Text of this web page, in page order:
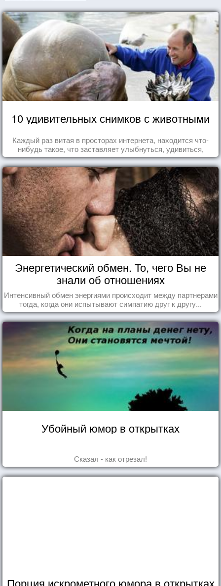
10 удивительных снимков с животными
Каждый раз витая в просторах интернета, находится что-
нибудь такое, что заставляет улыбнуться, удивиться,
восхититься...
Энергетический обмен. То, чего Вы не
знали об отношениях
Интенсивный обмен энергиями происходит между партнерами
тогда, когда они испытывают симпатию друг к другу...
Убойный юмор в открытках
Сказал - как отрезал!
Порция искрометного юмора в открытках